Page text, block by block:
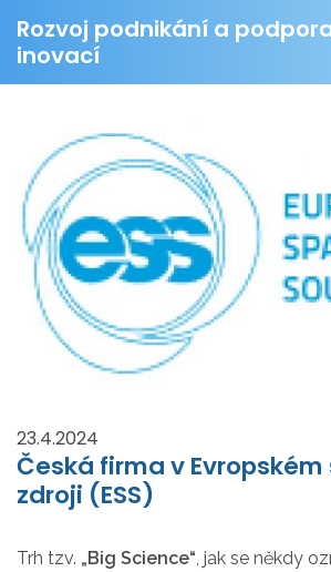
Rozvoj podnikání a
inovací
23.4.2024
Česká firma v
zdroji (ESS)
Trh tzv. „Big Science“, jak se někdy